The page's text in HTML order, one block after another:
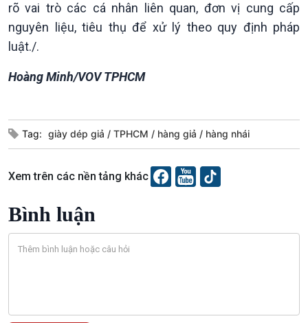
Văn hoá & Du lịch
Câu chuyện Thể thao
Infographic
E-Magazine
Bình luận
rõ vai trò các cá nhân liên quan, đơn vị cung cấp
nguyên liệu, tiêu thụ để xử lý theo quy định pháp
luật./.
Hoàng Minh/VOV TPHCM
Tag: giày dép giả TPHCM hàng giả hàng nhái
Xem trên các nền tảng khác
Bình luận